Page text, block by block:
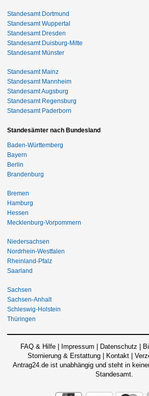
Standesamt Dortmund
Standesamt Wuppertal
Standesamt Dresden
Standesamt Duisburg-Mitte
Standesamt Münster
Standesamt Mainz
Standesamt Mannheim
Standesamt Augsburg
Standesamt Regensburg
Standesamt Paderborn
Standesämter nach Bundesland
Baden-Württemberg
Bayern
Berlin
Brandenburg
Bremen
Hamburg
Hessen
Mecklenburg-Vorpommern
Niedersachsen
Nordrhein-Westfalen
Rheinland-Pfalz
Saarland
Sachsen
Sachsen-Anhalt
Schleswig-Holstein
Thüringen
FAQ & Hilfe | Impressum | Datenschutz |
Stornierung & Erstattung | Kontakt |
Antrag24.de ist unabhängig und steht in
Standesamt.